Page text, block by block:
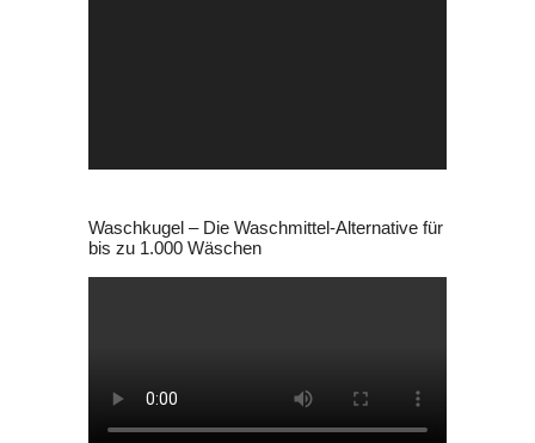
Waschkugel – Die Waschmittel-Alternative für
bis zu 1.000 Wäschen